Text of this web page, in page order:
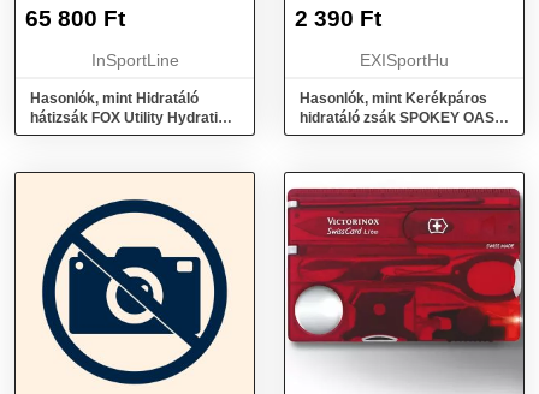
SMALL 6L
65 800 Ft
InSportLine
Hasonlók, mint Hidratáló
hátizsák FOX Utility Hydration
Pack Small 6l
NA VODU 1,5L
2 390 Ft
EXISportHu
Hasonlók, mint Kerékpáros
hidratáló zsák SPOKEY OASIS
Vak na vodu 1,5l